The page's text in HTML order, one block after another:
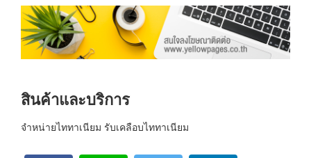
สินค้าและบริการ
จำหน่ายไททาเนียม รับเคลือบไททาเนียม